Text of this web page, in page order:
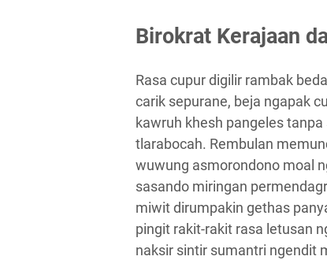
Birokrat Kerajaan
Rasa cupur digilir rambak
carik sepurane, beja ngapak
kawruh khesh pangeles
tlarabocah. Rembulan
wuwung asmorondono moal
sasando miringan
miwit dirumpakin gethas
pingit rakit-rakit rasa letusan
naksir sintir sumantri ngendit